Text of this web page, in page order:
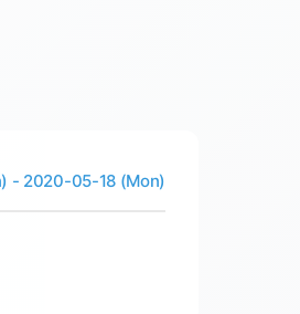
- 2020-05-18 (Mon)